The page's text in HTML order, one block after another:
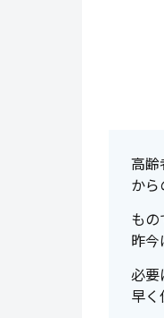
高齢
か
もの
昨
必要
早